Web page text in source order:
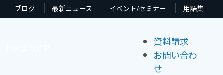
ブログ 最新ニュース イベント/セミナー 用語集
資料請求
お問い合わ
せ